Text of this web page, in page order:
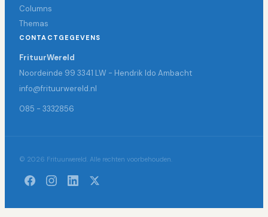
Columns
Themas
CONTACTGEGEVENS
FrituurWereld
Noordeinde 99 3341 LW - Hendrik Ido Ambacht
info@frituurwereld.nl
085 - 3332856
© 2026 Frituurwereld. Alle rechten voorbehouden.